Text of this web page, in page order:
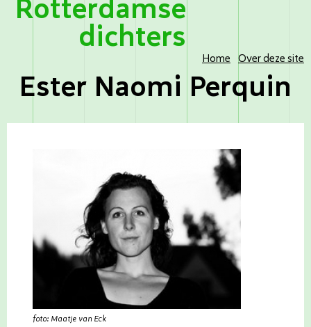
Rotterdamse
dichters
Home Over deze site
Ester Naomi Perquin
foto: Maatje van Eck